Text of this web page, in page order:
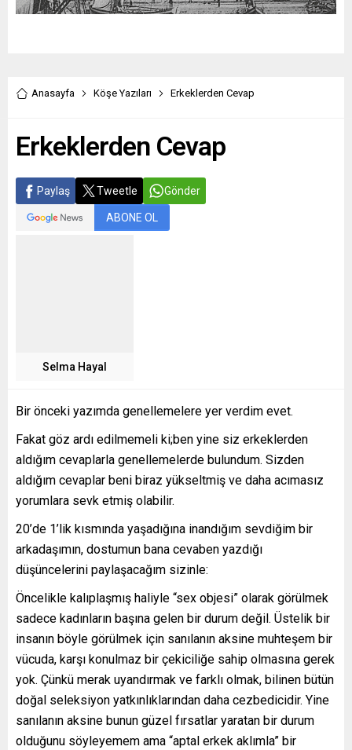
Anasayfa Köşe Yazıları Erkeklerden Cevap
Erkeklerden Cevap
Paylaş Tweetle Gönder
ABONE OL
Selma Hayal
Bir önceki yazımda genellemelere yer verdim evet.
Fakat göz ardı edilmemeli ki;ben yine siz erkeklerden
aldığım cevaplarla genellemelerde bulundum. Sizden
aldığım cevaplar beni biraz yükseltmiş ve daha acımasız
yorumlara sevk etmiş olabilir.
20’de 1’lik kısmında yaşadığına inandığım sevdiğim bir
arkadaşımın, dostumun bana cevaben yazdığı
düşüncelerini paylaşacağım sizinle:
Öncelikle kalıplaşmış haliyle “sex objesi” olarak görülmek
sadece kadınların başına gelen bir durum değil. Üstelik bir
insanın böyle görülmek için sanılanın aksine muhteşem bir
vücuda, karşı konulmaz bir çekiciliğe sahip olmasına gerek
yok. Çünkü merak uyandırmak ve farklı olmak, bilinen bütün
doğal seleksiyon yatkınlıklarından daha cezbedicidir. Yine
sanılanın aksine bunun güzel fırsatlar yaratan bir durum
olduğunu söyleyemem ama “aptal erkek aklımla” bir